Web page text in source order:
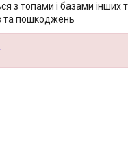
з топами і базами інших
та пошкоджень